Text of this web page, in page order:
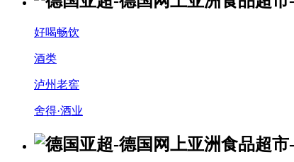
好喝畅饮
酒类
泸州老窖
舍得·酒业